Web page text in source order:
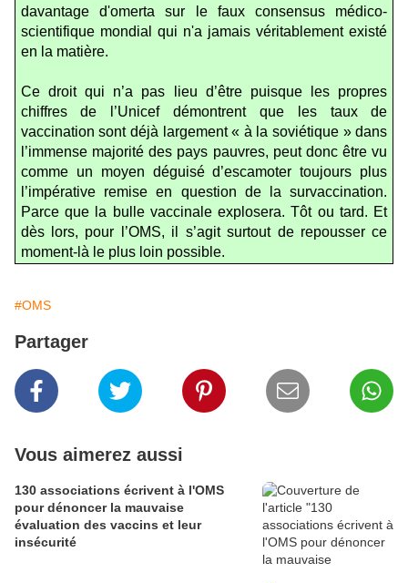
davantage d'omerta sur le faux consensus médico-
scientifique mondial qui n'a jamais véritablement existé
en la matière.
Ce droit qui n’a pas lieu d’être puisque les propres
chiffres de l’Unicef démontrent que les taux de
vaccination sont déjà largement « à la soviétique » dans
l’immense majorité des pays pauvres, peut donc être vu
comme un moyen déguisé d’escamoter toujours plus
l’impérative remise en question de la survaccination.
Parce que la bulle vaccinale explosera. Tôt ou tard. Et
dès lors, pour l’OMS, il s’agit surtout de repousser ce
moment-là le plus loin possible.
#OMS
Partager
Vous aimerez aussi
130 associations écrivent à l'OMS
pour dénoncer la mauvaise
évaluation des vaccins et leur
insécurité